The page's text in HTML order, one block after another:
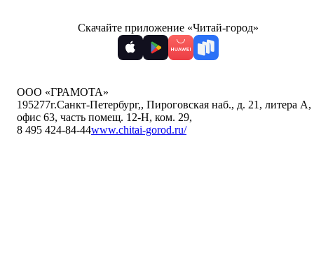
Скачайте приложение «Читай-город»
ООО «ГРАМОТА»
195277г.Санкт-Петербург,, Пироговская наб., д. 21, литера А,
офис 63, часть помещ. 12-Н, ком. 29,
8 495 424-84-44www.chitai-gorod.ru/